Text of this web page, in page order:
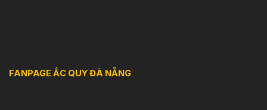
FANPAGE ẮC QUY ĐÀ NẴNG